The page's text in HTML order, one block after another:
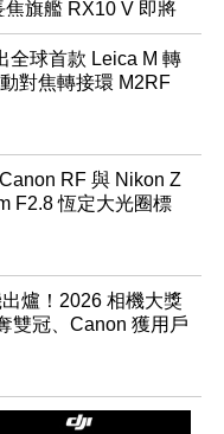
焦旗艦 RX10 V 即將
全球首款 Leica M 轉
對焦轉接環 M2RF
RF 與 Nikon Z
F2.8 恆定大光圈標
爐！2026 相機大獎
雙冠、Canon 獲用戶